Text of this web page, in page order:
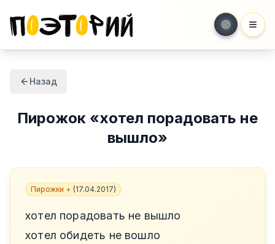
Назад
Пирожок «хотел порадовать не
вышло»
Пирожки + (17.04.2017)
хотел порадовать не вышло
хотел обидеть не вошло